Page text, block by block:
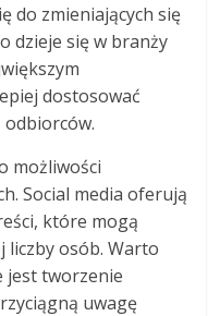
do zmieniających się
dzieje się w branży
dostosować
odbiorców.
możliwości
Social media oferują
które mogą
liczby osób. Warto
jest tworzenie
uwagę